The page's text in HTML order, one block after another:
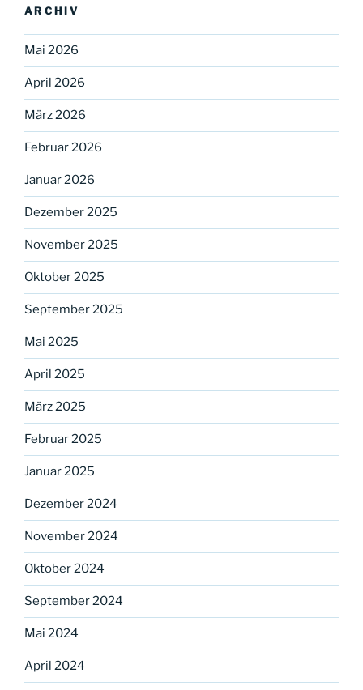
ARCHIV
Mai 2026
April 2026
März 2026
Februar 2026
Januar 2026
Dezember 2025
November 2025
Oktober 2025
September 2025
Mai 2025
April 2025
März 2025
Februar 2025
Januar 2025
Dezember 2024
November 2024
Oktober 2024
September 2024
Mai 2024
April 2024